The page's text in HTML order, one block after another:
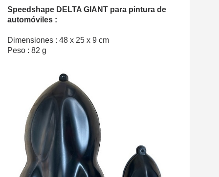
Speedshape DELTA GIANT para pintura de
automóviles :
Dimensiones : 48 x 25 x 9 cm
Peso : 82 g